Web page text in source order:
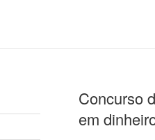
Concurso
em